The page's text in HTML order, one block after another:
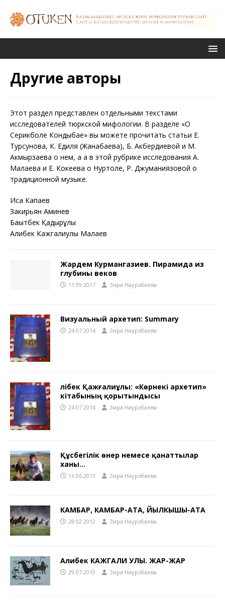
Другие авторы
Этот раздел представлен отдельными текстами
исследователей тюркской мифологии. В разделе «О
Серикболе Кондыбае» вы можете прочитать статьи Е.
Турсунова, К. Едиля (Жанабаева), Б. Акбердиевой и М.
Акмырзаева о нем, а а в этой рубрике исследования А.
Малаева и Е. Кокеева о Нуртоле, Р. Джуманиязовой о
традиционной музыке.
Иса Капаев
Закирьян Аминев
Бақытбек Қадырұлы
Алибек Кажгалиулы Малаев
Жардем Курмангазиев. Пирамида из
глубины веков
11.09.2017 Зира Наурзбаева
Визуальный архетип: Summary
24.07.2014 Зира Наурзбаева
Әлібек Қажғалиұлы: «Көрнекі архетип»
кітабының қорытындысы
24.07.2014 Зира Наурзбаева
Құсбегілік өнер немесе қанаттылар
ханы…
16.06.2013 Зира Наурзбаева
КАМБАР, КАМБАР-АТА, ЙЫЛКЫШЫ-АТА
28.02.2012 Зира Наурзбаева
Алибек КАЖГАЛИ УЛЫ. ЖАР-ЖАР
29.07.2010 Зира Наурзбаева